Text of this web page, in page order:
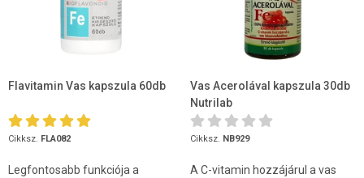
Flavitamin Vas kapszula 60db
Cikksz. FLA082
Legfontosabb funkciója a
Vas Acerolával kapszula 30db
Nutrilab
Cikksz. NB929
A C-vitamin hozzájárul a vas